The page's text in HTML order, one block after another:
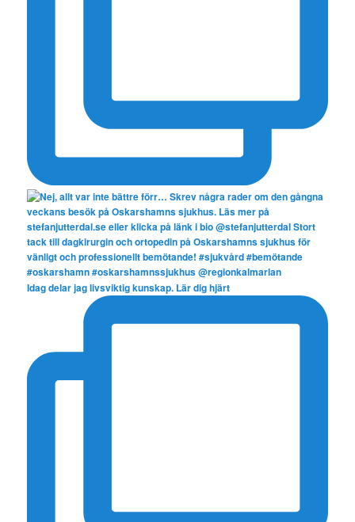
Idag delar jag livsviktig kunskap. Lär dig hjärt